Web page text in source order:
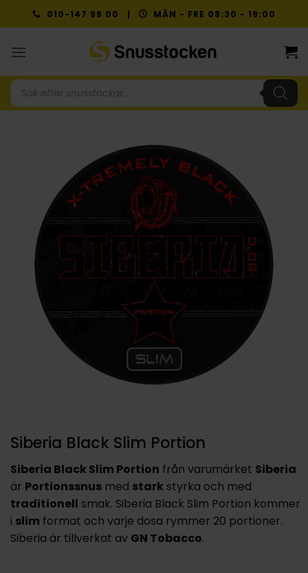
to
010-147 99 00 | MÅN - FRE 08:30 - 19:00
Produktsökning
Siberia Black Slim Portion
Siberia Black Slim Portion från varumärket Siberia
är Portionssnus med stark styrka och med
traditionell smak. Siberia Black Slim Portion kommer
i slim format och varje dosa rymmer 20 portioner.
Siberia är tillverkat av GN Tobacco.